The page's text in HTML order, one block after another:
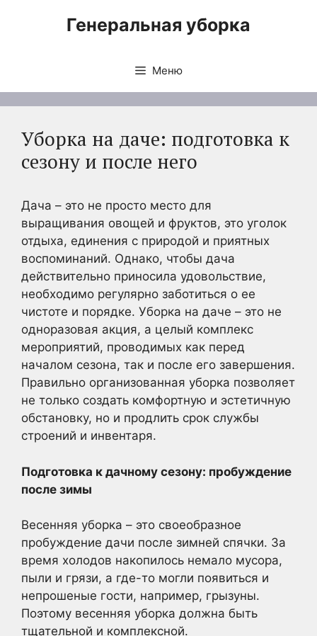
Генеральная уборка
Меню
Уборка на даче: подготовка к
сезону и после него
Дача – это не просто место для
выращивания овощей и фруктов, это уголок
отдыха, единения с природой и приятных
воспоминаний. Однако, чтобы дача
действительно приносила удовольствие,
необходимо регулярно заботиться о ее
чистоте и порядке. Уборка на даче – это не
одноразовая акция, а целый комплекс
мероприятий, проводимых как перед
началом сезона, так и после его завершения.
Правильно организованная уборка позволяет
не только создать комфортную и эстетичную
обстановку, но и продлить срок службы
строений и инвентаря.
Подготовка к дачному сезону: пробуждение
после зимы
Весенняя уборка – это своеобразное
пробуждение дачи после зимней спячки. За
время холодов накопилось немало мусора,
пыли и грязи, а где-то могли появиться и
непрошеные гости, например, грызуны.
Поэтому весенняя уборка должна быть
тщательной и комплексной.